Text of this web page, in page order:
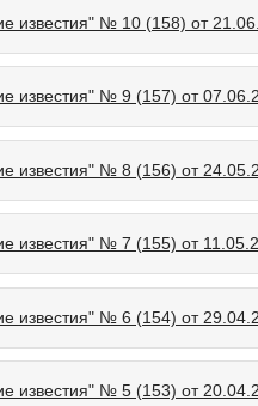
известия" № 10 (158) от
известия" № 9 (157) от
известия" № 8 (156) от
известия" № 7 (155) от
известия" № 6 (154) от
известия" № 5 (153) от